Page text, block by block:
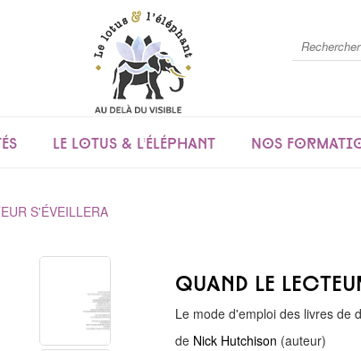
Le lotus & l'éléphant Nos
S'ÉVEILLERA
Quand le
Le mode d'emploi des livres de
de Nick Hutchison (auteur)